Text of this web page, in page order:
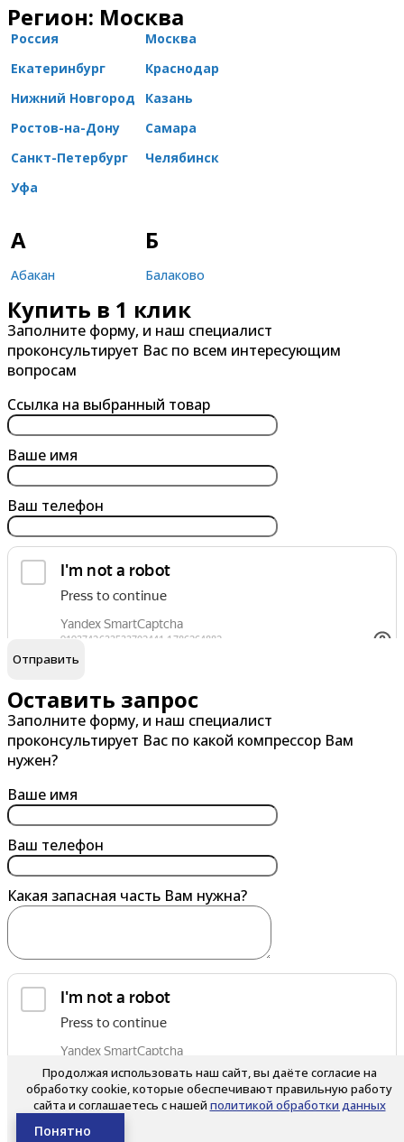
Регион: Москва
Россия
Москва
Екатеринбург
Краснодар
Нижний Новгород
Казань
Ростов-на-Дону
Самара
Санкт-Петербург
Челябинск
Уфа
А
Абакан
Александров
Альметьевск
Анапа
Арзамас
Армавир
Архангельск
Астрахань
Ачинск
Б
Балаково
Балашиха
Барнаул
Бийск
Благовещенск
Борисоглебск
Братск
Брянск
В
Великий Новгород
Владивосток
Владикавказ
Волгоград
Волгодонск
Волжский
Вологда
Воскресенск
Воткинск
Выборг
Вязьма
Глазов
Горно-Алтайск
Губкин
Купить в 1 клик
Заполните форму, и наш специалист
проконсультирует Вас по всем интересующим
вопросам
Ссылка на выбранный товар
Ваше имя
Ваш телефон
Я согласен наобработку персональных данных
Оставить запрос
Заполните форму, и наш специалист
проконсультирует Вас по какой компрессор Вам
нужен?
Ваше имя
Ваш телефон
Какая запасная часть Вам нужна?
Я согласен наобработку персональных данных
Нажимая на кнопку, вы соглашаетесь с условиями
Продолжая использовать наш сайт, вы даёте согласие на
обработку cookie, которые обеспечивают правильную работу
сайта и соглашаетесь с нашей политикой обработки данных
Понятно